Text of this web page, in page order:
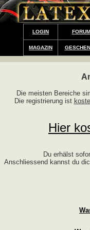
LOGIN FORUM
MAGAZIN
Die meisten Bereiche
Die registrierung ist
Hier
Du erhälst
Anschliessend kannst du